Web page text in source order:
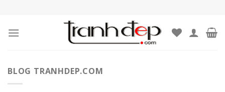
content
BLOG TRANHDEP.COM